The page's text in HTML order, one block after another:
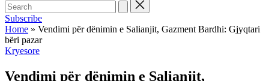
Subscribe
Home » Vendimi për dënimin e Salianjit, Gazment Bardhi: Gjyqtari
bëri pazar
Posted
Kryesore
Vendimi për dënimin e Salianjit,